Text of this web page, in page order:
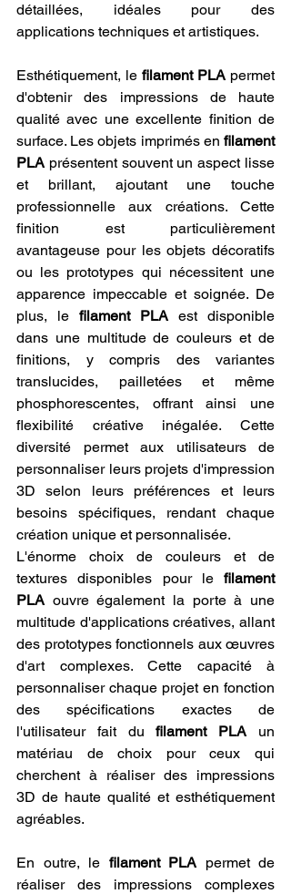
détaillées, idéales pour des
applications techniques et artistiques.
Esthétiquement, le filament PLA permet
d'obtenir des impressions de haute
qualité avec une excellente finition de
surface. Les objets imprimés en filament
PLA présentent souvent un aspect lisse
et brillant, ajoutant une touche
professionnelle aux créations. Cette
finition est particulièrement
avantageuse pour les objets décoratifs
ou les prototypes qui nécessitent une
apparence impeccable et soignée. De
plus, le filament PLA est disponible
dans une multitude de couleurs et de
finitions, y compris des variantes
translucides, pailletées et même
phosphorescentes, offrant ainsi une
flexibilité créative inégalée. Cette
diversité permet aux utilisateurs de
personnaliser leurs projets d'impression
3D selon leurs préférences et leurs
besoins spécifiques, rendant chaque
création unique et personnalisée.
L'énorme choix de couleurs et de
textures disponibles pour le filament
PLA ouvre également la porte à une
multitude d'applications créatives, allant
des prototypes fonctionnels aux œuvres
d'art complexes. Cette capacité à
personnaliser chaque projet en fonction
des spécifications exactes de
l'utilisateur fait du filament PLA un
matériau de choix pour ceux qui
cherchent à réaliser des impressions
3D de haute qualité et esthétiquement
agréables.
En outre, le filament PLA permet de
réaliser des impressions complexes